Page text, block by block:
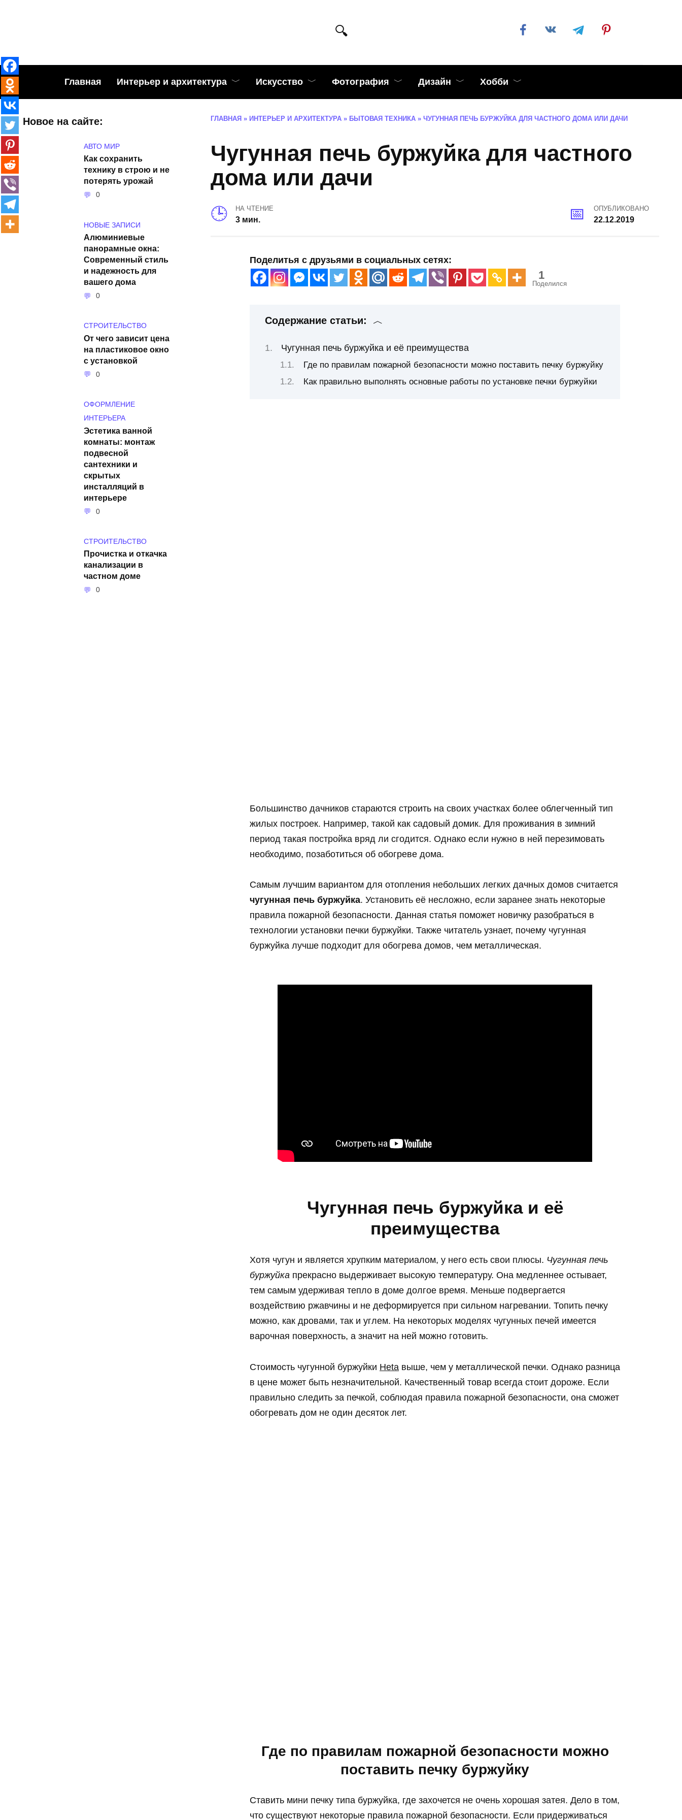
Главная Интерьер и архитектура Искусство Фотография Дизайн Хобби
ГЛАВНАЯ » ИНТЕРЬЕР И АРХИТЕКТУРА » БЫТОВАЯ ТЕХНИКА » ЧУГУННАЯ ПЕЧЬ БУРЖУЙКА ДЛЯ ЧАСТНОГО ДОМА ИЛИ ДАЧИ
Чугунная печь буржуйка для частного
дома или дачи
НА ЧТЕНИЕ
3 мин.
ОПУБЛИКОВАНО
22.12.2019
Поделитья с друзьями в социальных сетях:
1
Поделился
Содержание статьи:
Чугунная печь буржуйка и её преимущества
Где по правилам пожарной безопасности можно поставить печку буржуйку
Как правильно выполнять основные работы по установке печки буржуйки
Большинство дачников стараются строить на своих участках более облегченный тип
жилых построек. Например, такой как садовый домик. Для проживания в зимний
период такая постройка вряд ли сгодится. Однако если нужно в ней перезимовать
необходимо, позаботиться об обогреве дома.
Самым лучшим вариантом для отопления небольших легких дачных домов считается
чугунная печь буржуйка. Установить её несложно, если заранее знать некоторые
правила пожарной безопасности. Данная статья поможет новичку разобраться в
технологии установки печки буржуйки. Также читатель узнает, почему чугунная
буржуйка лучше подходит для обогрева домов, чем металлическая.
Чугунная печь буржуйка и её
преимущества
Хотя чугун и является хрупким материалом, у него есть свои плюсы. Чугунная печь
буржуйка прекрасно выдерживает высокую температуру. Она медленнее остывает,
тем самым удерживая тепло в доме долгое время. Меньше подвергается
воздействию ржавчины и не деформируется при сильном нагревании. Топить печку
можно, как дровами, так и углем. На некоторых моделях чугунных печей имеется
варочная поверхность, а значит на ней можно готовить.
Стоимость чугунной буржуйки Heta выше, чем у металлической печки. Однако разница
в цене может быть незначительной. Качественный товар всегда стоит дороже. Если
правильно следить за печкой, соблюдая правила пожарной безопасности, она сможет
обогревать дом не один десяток лет.
Где по правилам пожарной безопасности можно
поставить печку буржуйку
Ставить мини печку типа буржуйка, где захочется не очень хорошая затея. Дело в том,
что существуют некоторые правила пожарной безопасности. Если придерживаться
Новое на сайте:
АВТО МИР
Как сохранить
технику в строю и не
потерять урожай
0
НОВЫЕ ЗАПИСИ
Алюминиевые
панорамные окна:
Современный стиль
и надежность для
вашего дома
0
СТРОИТЕЛЬСТВО
От чего зависит цена
на пластиковое окно
с установкой
0
ОФОРМЛЕНИЕ
ИНТЕРЬЕРА
Эстетика ванной
комнаты: монтаж
подвесной
сантехники и
скрытых
инсталляций в
интерьере
0
СТРОИТЕЛЬСТВО
Прочистка и откачка
канализации в
частном доме
0